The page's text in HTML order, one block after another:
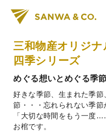
三和物産オリジナ
四季シリーズ
めぐる想いとめぐる季節
好きな季節、生まれた季
節・・・忘れられない季節
「大切な時間をもう一度
お棺です。